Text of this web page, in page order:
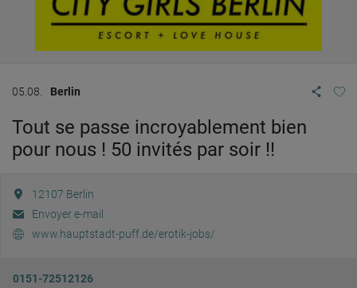
05.08. Berlin
Tout se passe incroyablement bien
pour nous ! 50 invités par soir !!
12107 Berlin
Envoyer e-mail
www.hauptstadt-puff.de/erotik-jobs/
0151-72512126